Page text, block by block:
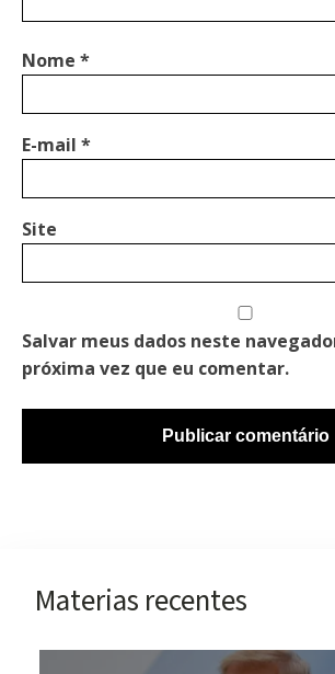
Nome *
E-mail *
Site
Salvar meus dados neste
próxima vez que eu comentar.
Materias recentes